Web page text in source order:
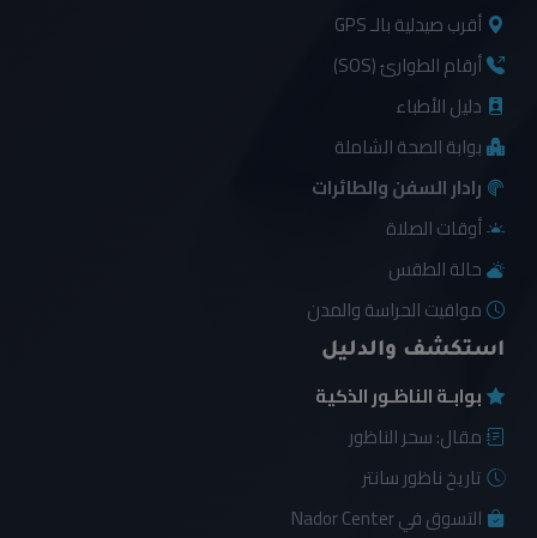
أقرب صيدلية بالـ GPS
أرقام الطوارئ (SOS)
دليل الأطباء
بوابة الصحة الشاملة
رادار السفن والطائرات
أوقات الصلاة
حالة الطقس
مواقيت الحراسة والمدن
استكشف والدليل
بوابـة الناظـور الذكية
مقال: سحر الناظور
تاريخ ناظور سانتر
التسوق في Nador Center